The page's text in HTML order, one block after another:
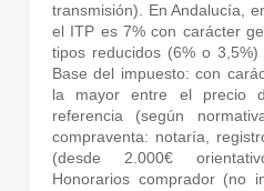
transmisión). En Andalucía,
el ITP es 7% con carácter
tipos reducidos (6% o 3,5%)
Base del impuesto: con
la mayor entre el precio
referencia (según
compraventa: notaría,
(desde 2.000€
Honorarios comprador (no